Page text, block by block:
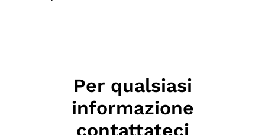
Per qualsiasi
informazione
contattateci